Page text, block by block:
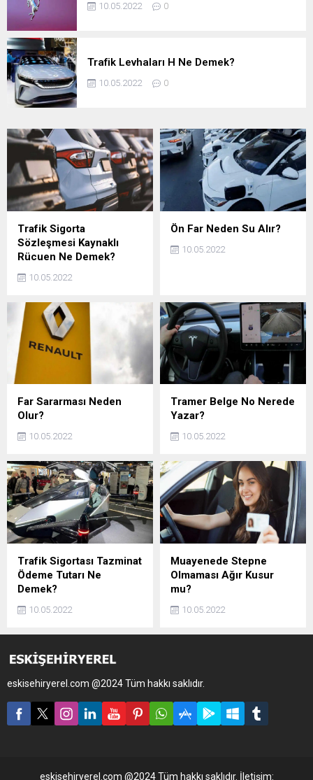
10.05.2022 0
Trafik Levhaları H Ne Demek?
10.05.2022 0
Trafik Sigorta
Sözleşmesi Kaynaklı
Rücuen Ne Demek?
10.05.2022
Ön Far Neden Su Alır?
10.05.2022
Far Sararması Neden
Olur?
10.05.2022
Tramer Belge No Nerede
Yazar?
10.05.2022
Trafik Sigortası Tazminat
Ödeme Tutarı Ne
Demek?
10.05.2022
Muayenede Stepne
Olmaması Ağır Kusur
mu?
10.05.2022
eskisehiryerel.com @2024 Tüm hakkı saklıdır.
eskisehiryerel.com @2024 Tüm hakkı saklıdır. İletişim: